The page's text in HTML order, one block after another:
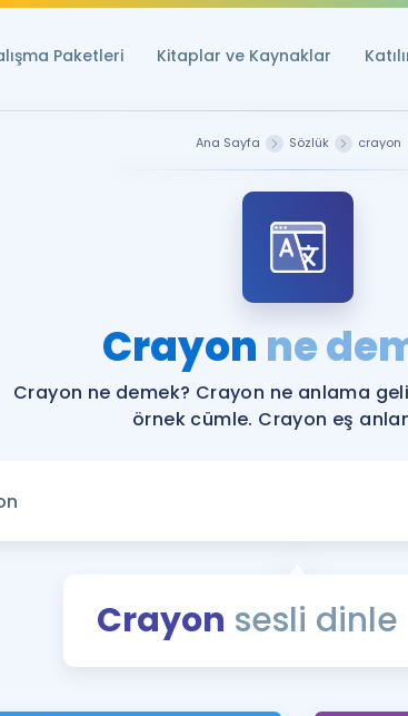
Paketleri Kitaplar ve Kaynaklar
Ana Sayfa Sözlük crayon
Crayon ne
Crayon ne demek? Crayon ne anlama
örnek cümle. Crayon eş
Crayon sesli dinle